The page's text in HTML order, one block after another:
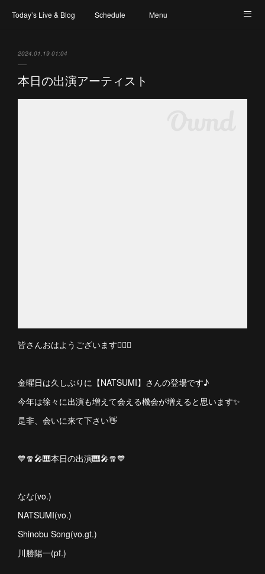
Today’s Live & Blog Schedule Menu
2024.01.19 01:04
本日の出演アーティスト
皆さんおはようございます🙋🏻‍♀️
金曜日は久しぶりに【NATSUMI】さんの登場です♪
今年は徐々に出演も増えて会える機会が増えると思います✨
是非、会いに来て下さい👋
💙🧣🎤🎹本日の出演🎹🎤🧣💙
なな(vo.)
NATSUMI(vo.)
Shinobu Song(vo.gt.)
川勝陽一(pf.)